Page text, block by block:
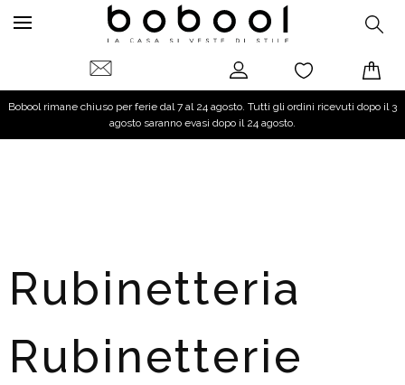
Bobool rimane chiuso per ferie dal 7 al 24 agosto. Tutti gli ordini ricevuti dopo il 3
agosto saranno evasi dopo il 24 agosto.
Rubinetteria
Rubinetterie